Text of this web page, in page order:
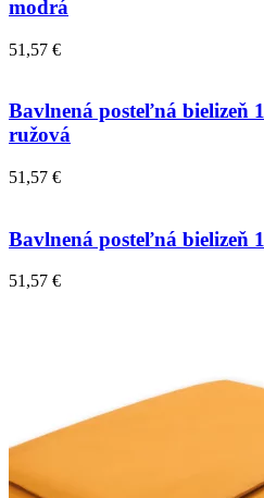
modrá
51,57 €
Bavlnená posteľná bielizeň
ružová
51,57 €
Bavlnená posteľná bielizeň
51,57 €